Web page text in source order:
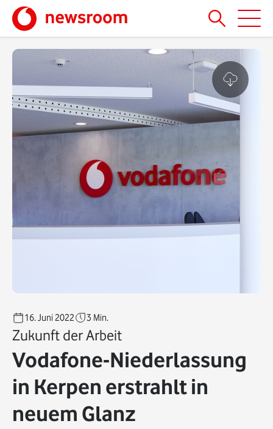
16. Juni 2022 3 Min.
Zukunft der Arbeit
Vodafone-Niederlassung
in Kerpen erstrahlt in
neuem Glanz